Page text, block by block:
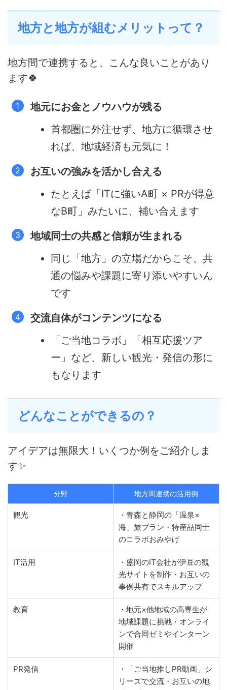
地方と地方が組むメリットって？
地方間で連携すると、こんな良いことがあり
ます🍀
地元にお金とノウハウが残る
首都圏に外注せず、地方に循環させ
れば、地域経済も元気に！
お互いの強みを活かし合える
たとえば「ITに強いA町 × PRが得意
なB町」みたいに、補い合えます
地域同士の共感と信頼が生まれる
同じ「地方」の立場だからこそ、共
通の悩みや課題に寄り添いやすいん
です
交流自体がコンテンツになる
「ご当地コラボ」「相互応援ツア
ー」など、新しい観光・発信の形に
もなります
どんなことができるの？
アイデアは無限大！いくつか例をご紹介しま
す✨
分野 地方間連携の活用例
観光
・青森と静岡の「温泉×
海」旅プラン・特産品同士
のコラボおみやげ
IT活用
・盛岡のIT会社が伊豆の観
光サイトを制作・お互いの
事例共有でスキルアップ
教育
・地元×他地域の高専生が
地域課題に挑戦・オンライ
ンで合同ゼミやインターン
開催
PR発信
・「ご当地推しPR動画」シ
リーズで交流・お互いの地